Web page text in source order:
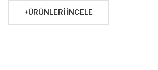
+ÜRÜNLERI İNCELE